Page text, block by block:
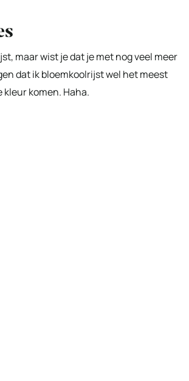
maar wist je dat je met nog veel meer
dat ik bloemkoolrijst wel het meest
kleur komen. Haha.